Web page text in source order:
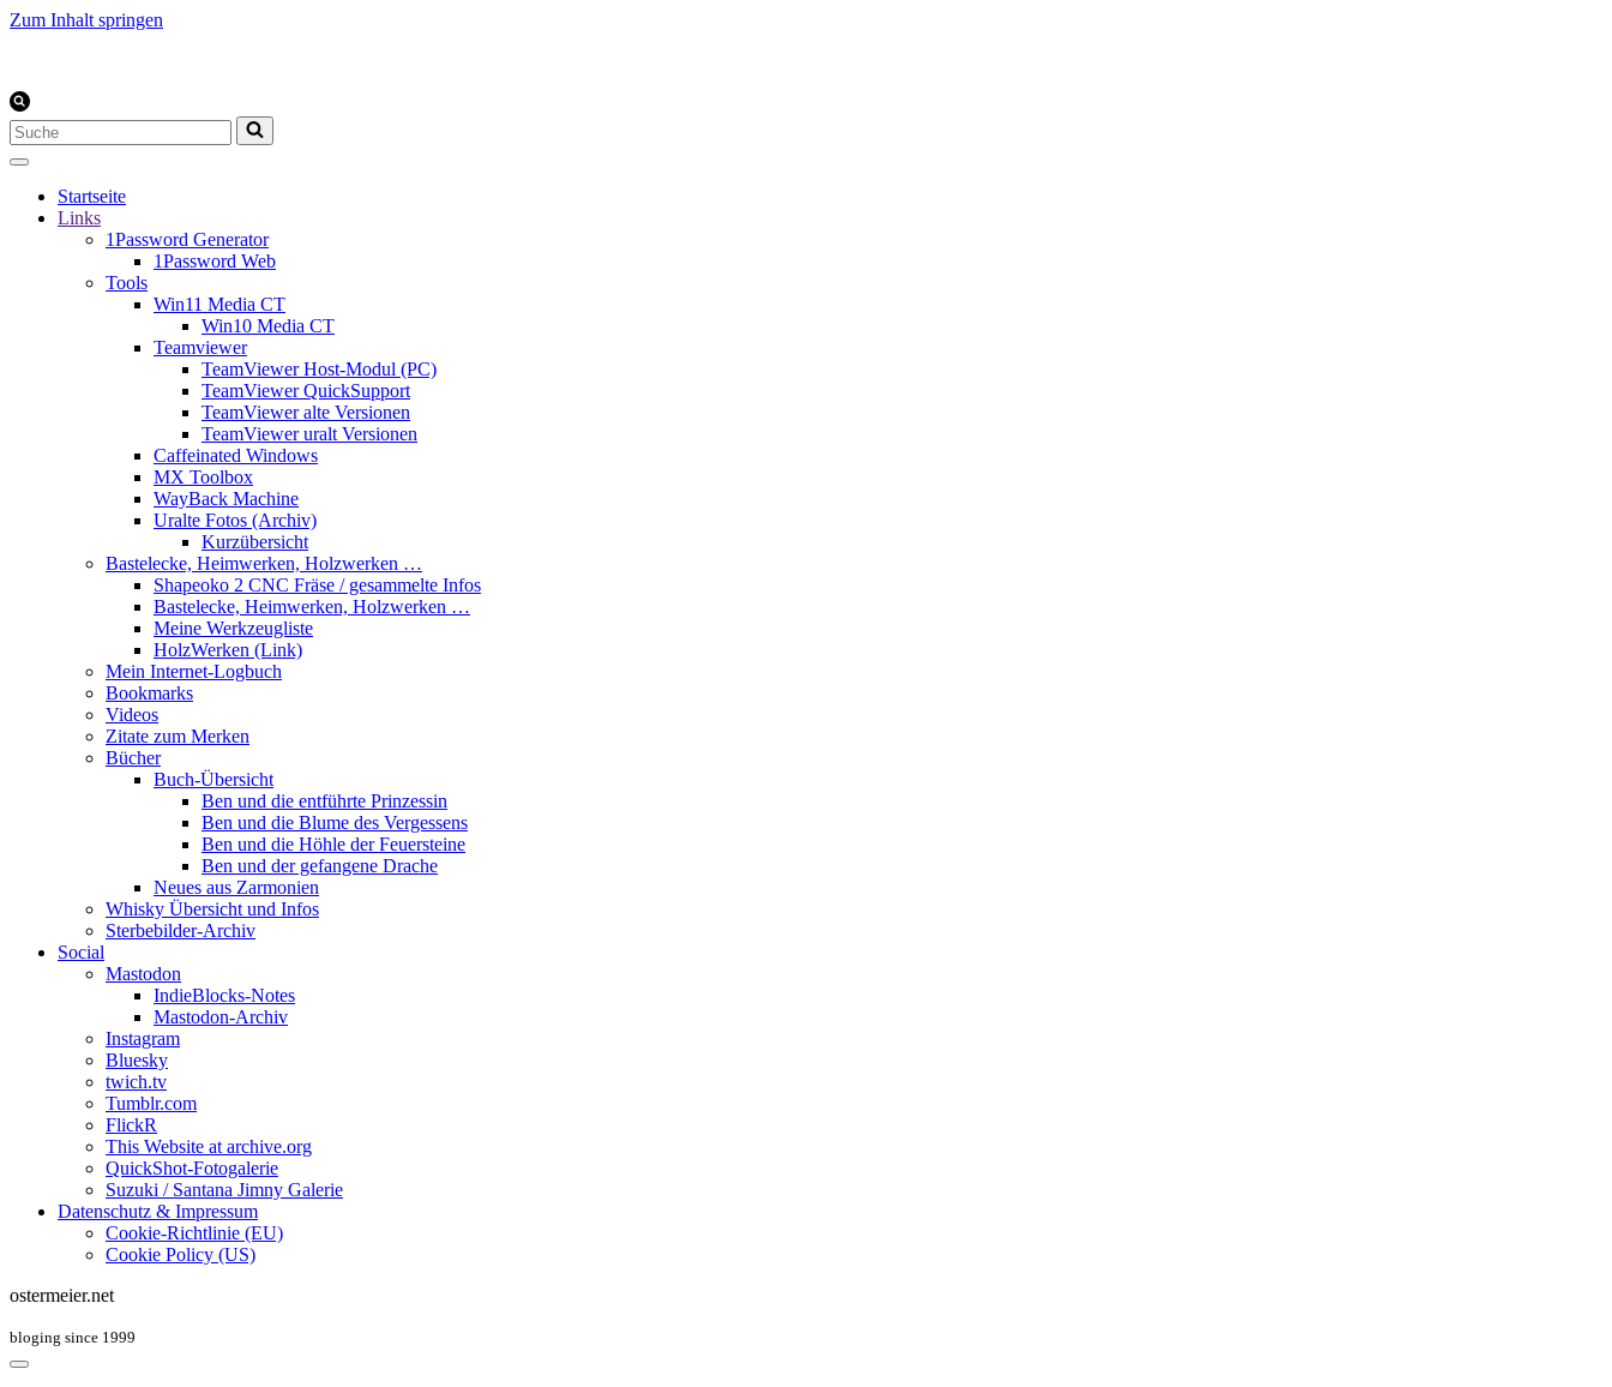
Zum Inhalt springen
Suchen
nach …
Startseite
Links
1Password Generator
1Password Web
Tools
Win11 Media CT
Win10 Media CT
Teamviewer
TeamViewer Host-Modul (PC)
TeamViewer QuickSupport
TeamViewer alte Versionen
TeamViewer uralt Versionen
Caffeinated Windows
MX Toolbox
WayBack Machine
Uralte Fotos (Archiv)
Kurzübersicht
Bastelecke, Heimwerken, Holzwerken …
Shapeoko 2 CNC Fräse / gesammelte Infos
Bastelecke, Heimwerken, Holzwerken …
Meine Werkzeugliste
HolzWerken (Link)
Mein Internet-Logbuch
Bookmarks
Videos
Zitate zum Merken
Bücher
Buch-Übersicht
Ben und die entführte Prinzessin
Ben und die Blume des Vergessens
Ben und die Höhle der Feuersteine
Ben und der gefangene Drache
Neues aus Zarmonien
Whisky Übersicht und Infos
Sterbebilder-Archiv
Social
Mastodon
IndieBlocks-Notes
Mastodon-Archiv
Instagram
Bluesky
twich.tv
Tumblr.com
FlickR
This Website at archive.org
QuickShot-Fotogalerie
Suzuki / Santana Jimny Galerie
Datenschutz & Impressum
Cookie-Richtlinie (EU)
Cookie Policy (US)
ostermeier.net
bloging since 1999